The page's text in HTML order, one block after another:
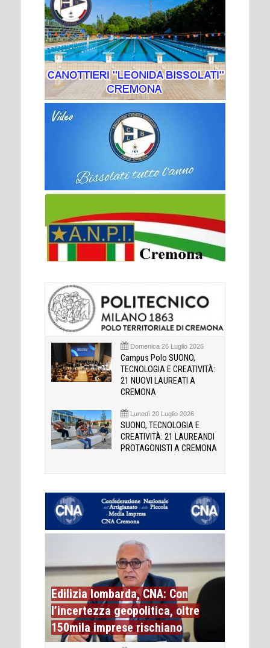
Domenica 26 Luglio 2026
Campus Polo SUONO,
TECNOLOGIA E CREATIVITÀ:
21 NUOVI LAUREATI A
CREMONA
Lunedì 20 Luglio 2026
SUONO, TECNOLOGIA E
CREATIVITÀ: 21 LAUREANDI
PROTAGONISTI A CREMONA
Edilizia lombarda, CNA: Con
l’incertezza geopolitica, oltre
150mila imprese rischiano